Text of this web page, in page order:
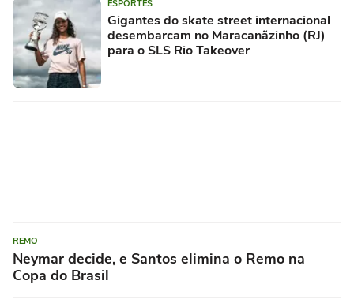
ESPORTES
Gigantes do skate street internacional
desembarcam no Maracanãzinho (RJ)
para o SLS Rio Takeover
REMO
Neymar decide, e Santos elimina o Remo na
Copa do Brasil